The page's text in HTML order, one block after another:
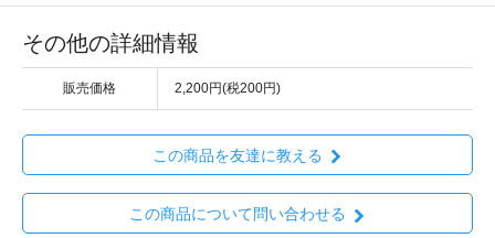
その他の詳細情報
販売価格 2,200円(税200円)
この商品を友達に教える
この商品について問い合わせる